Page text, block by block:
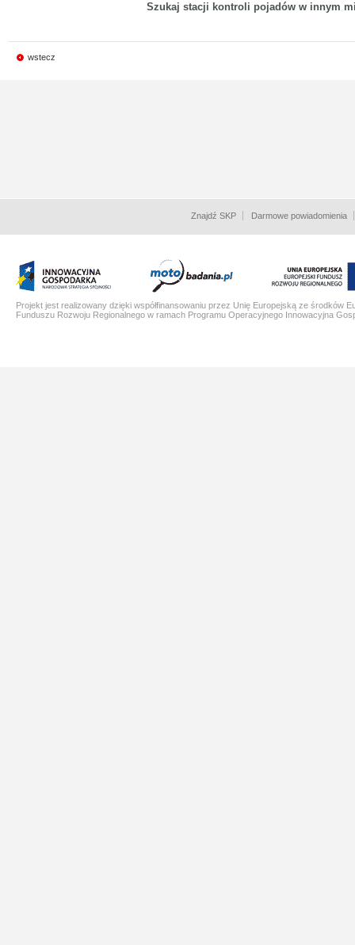
Szukaj stacji kontroli pojadów w innym
wstecz
Znajdź SKP Darmowe powiadomienia
Projekt jest realizowany dzięki współfinansowaniu przez Unię Europejską ze środków
Funduszu Rozwoju Regionalnego w ramach Programu Operacyjnego Innowacyjna